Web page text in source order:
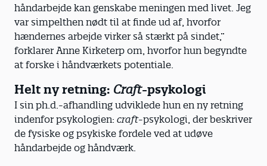
håndarbejde kan genskabe meningen med livet. Jeg
var simpelthen nødt til at finde ud af, hvorfor
hændernes arbejde virker så stærkt på sindet,”
forklarer Anne Kirketerp om, hvorfor hun begyndte
at forske i håndværkets potentiale.
Helt ny retning: Craft-psykologi
I sin ph.d.-afhandling udviklede hun en ny retning
indenfor psykologien: craft-psykologi, der beskriver
de fysiske og psykiske fordele ved at udøve
håndarbejde og håndværk.